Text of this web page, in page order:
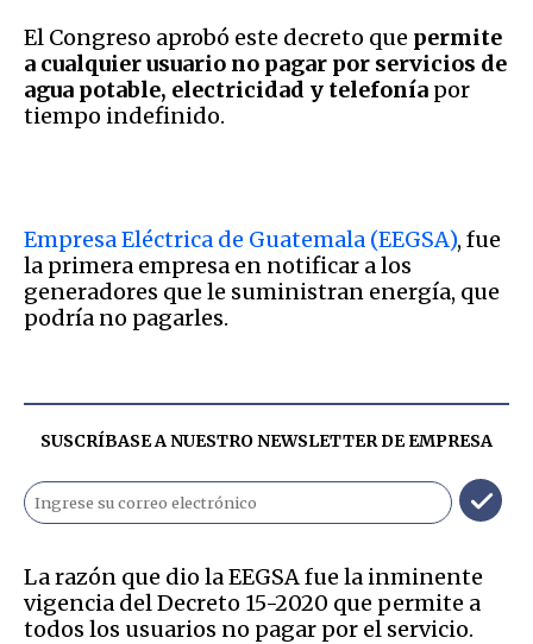
El Congreso aprobó este decreto que permite
a cualquier usuario no pagar por servicios de
agua potable, electricidad y telefonía por
tiempo indefinido.
Empresa Eléctrica de Guatemala (EEGSA), fue
la primera empresa en notificar a los
generadores que le suministran energía, que
podría no pagarles.
SUSCRÍBASE A NUESTRO NEWSLETTER DEEMPRESA
La razón que dio la EEGSA fue la inminente
vigencia del Decreto 15-2020 que permite a
todos los usuarios no pagar por el servicio.